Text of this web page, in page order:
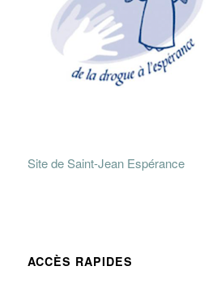
Site de Saint-Jean Espérance
ACCÈS RAPIDES